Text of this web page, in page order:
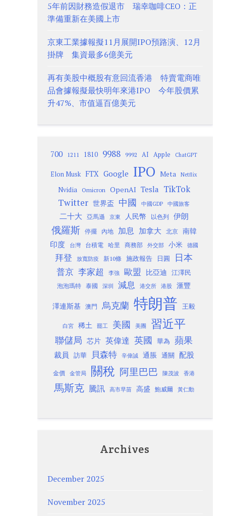
5年前因財務造假退市 瑞幸咖啡CEO：正
準備重新在美國上市
京東工業據報擬11月展開IPO預路演、12月
掛牌 集資最多6億美元
再有美股中概股有意回流香港 特賣電商唯
品會據報擬最快明年來港IPO 今年股價累
升47%、市值逼百億美元
700 1211 1810 9988 9992 AI Apple ChatGPT
Elon Musk FTX Google IPO Meta Netflix
Nvidia Omicron OpenAI Tesla TikTok
Twitter 世界盃 中國 中國GDP 中國旅客
二十大 亞馬遜 京東 人民幣 以色列 伊朗
俄羅斯 停擺 內地 加息 加拿大 北京
南韓
印度
台灣 台積電 哈里 商務部 外交部 小米 德國
拜登 放寬防疫 新10條 施政報告 日圓 日本
普京 李家超 李強 歐盟 比亞迪 江澤民
泡泡瑪特 泰國 深圳 減息 港交所 港股 滙豐
澤連斯基 澳門 烏克蘭 特朗普 王毅
白宮 稀土 罷工 美國 美團 習近平
聯儲局 芯片 英偉達 英國 華為 蘋果
裁員 訪華 貝森特 辛偉誠 通脹 通關 配股
金價 金管局 關稅 阿里巴巴 陳茂波 香港
馬斯克 騰訊 高市早苗 高盛 鮑威爾 黃仁勳
Archives
December 2025
November 2025